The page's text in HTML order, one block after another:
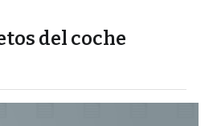
del coche